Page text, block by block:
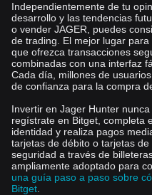
Independientemente de tu
desarrollo y las tendencias
o vender JAGER, puedes
de trading. El mejor lugar
que ofrezca transacciones
combinadas con una interfaz
Cada día, millones de
de confianza para la compra
Invertir en Jager Hunter
regístrate en Bitget, completa
identidad y realiza pagos
tarjetas de débito o tarjetas
seguridad a través de
ampliamente adoptado para
una guía paso a paso sobre
Bitget